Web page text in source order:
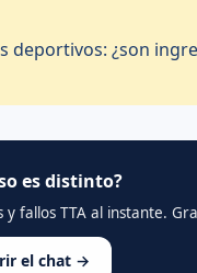
deportivos: ¿son
es distinto?
fallos TTA al instante.
el chat →